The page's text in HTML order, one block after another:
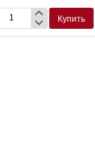
Купить